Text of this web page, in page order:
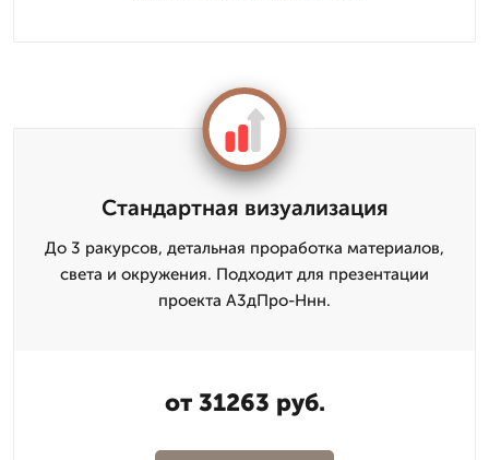
Стандартная визуализация
До 3 ракурсов, детальная проработка материалов,
света и окружения. Подходит для презентации
проекта А3дПро-Ннн.
от 31263 руб.